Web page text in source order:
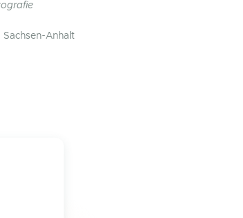
Anhalt